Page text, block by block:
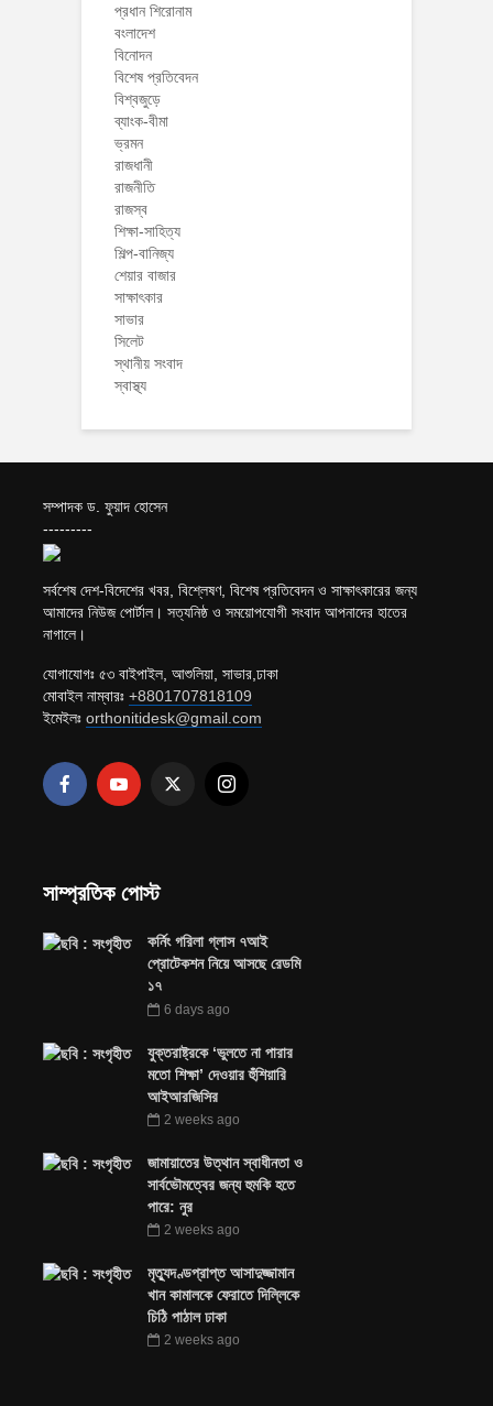
প্রধান শিরোনাম
বংলাদেশ
বিনোদন
বিশেষ প্রতিবেদন
বিশ্বজুড়ে
ব্যাংক-বীমা
ভ্রমন
রাজধানী
রাজনীতি
রাজস্ব
শিক্ষা-সাহিত্য
শিল্প-বানিজ্য
শেয়ার বাজার
সাক্ষাৎকার
সাভার
সিলেট
স্থানীয় সংবাদ
স্বাস্থ্য
সম্পাদক ড. ফুয়াদ হোসেন
---------
সর্বশেষ দেশ-বিদেশের খবর, বিশ্লেষণ, বিশেষ প্রতিবেদন ও সাক্ষাৎকারের জন্য
আমাদের নিউজ পোর্টাল। সত্যনিষ্ঠ ও সময়োপযোগী সংবাদ আপনাদের হাতের
নাগালে।
যোগাযোগঃ ৫৩ বাইপাইল, আশুলিয়া, সাভার,ঢাকা
মোবাইল নাম্বারঃ +8801707818109
ইমেইলঃ orthonitidesk@gmail.com
সাম্প্রতিক পোস্ট
কর্নিং গরিলা গ্লাস ৭আই
প্রোটেকশন নিয়ে আসছে রেডমি
১৭
6 days ago
যুক্তরাষ্ট্রকে ‘ভুলতে না পারার
মতো শিক্ষা’ দেওয়ার হুঁশিয়ারি
আইআরজিসির
2 weeks ago
জামায়াতের উত্থান স্বাধীনতা ও
সার্বভৌমত্বের জন্য হুমকি হতে
পারে: নুর
2 weeks ago
মৃত্যুদণ্ডপ্রাপ্ত আসাদুজ্জামান
খান কামালকে ফেরাতে দিল্লিকে
চিঠি পাঠাল ঢাকা
2 weeks ago